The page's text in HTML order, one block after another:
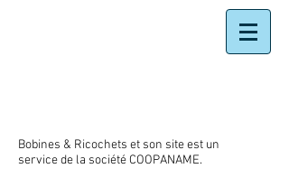
Bobines & Ricochets et son site est un
service de la société COOPANAME.